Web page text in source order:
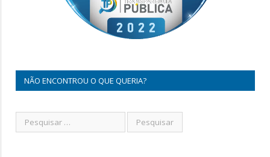
NÃO ENCONTROU O QUE QUERIA?